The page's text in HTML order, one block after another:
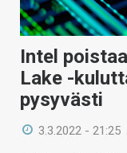
Intel
Lake -
pysyvästi
3.3.2022 - 21:25